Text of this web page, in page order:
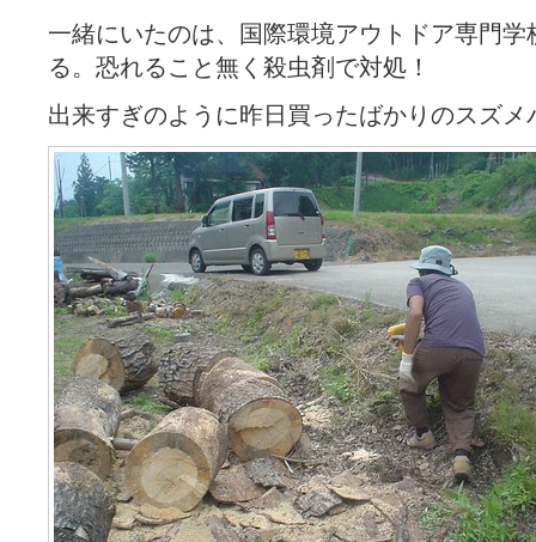
一緒にいたのは、国際環境アウトドア専門
る。恐れること無く殺虫剤で対処！
出来すぎのように昨日買ったばかりのスズ